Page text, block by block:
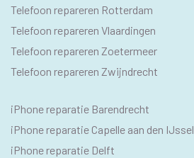
Telefoon repareren Rotterdam
Telefoon repareren Vlaardingen
Telefoon repareren Zoetermeer
Telefoon repareren Zwijndrecht
IPHONE
SEO
TEKSTEN
iPhone reparatie Barendrecht
iPhone reparatie Capelle aan den IJssel
iPhone reparatie Delft